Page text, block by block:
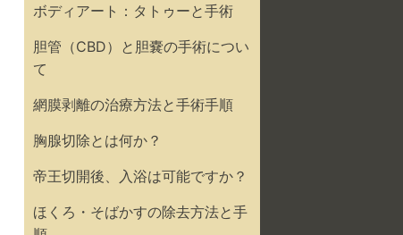
ボディアート：タトゥーと手術
胆管（CBD）と胆嚢の手術につい
て
網膜剥離の治療方法と手術手順
胸腺切除とは何か？
帝王切開後、入浴は可能ですか？
ほくろ・そばかすの除去方法と手